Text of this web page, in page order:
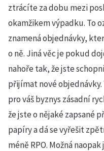
ztrácíte za dobu mezi
okamžikem výpadku. To
znamená objednávky,
o ně. Jiná věc je pokud
nahoře tak, že jste
přijímat nové objednávky.
pro váš byznys zásadní
že jste o nějaké zapsané
papíry a dá se vyřešit
méně RPO. Možná